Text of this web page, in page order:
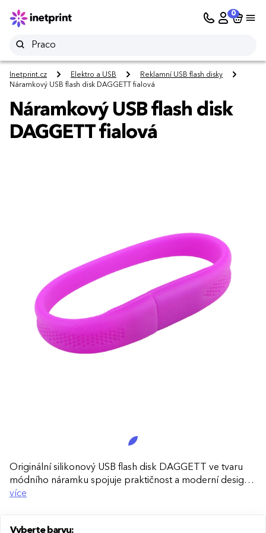
0
Inetprint.cz Elektro a USB
Reklamní USB flash disky
Náramkový USB flash disk DAGGETT fialová
Náramkový USB flash disk
DAGGETT fialová
Originální silikonový USB flash disk DAGGETT ve tvaru
módního náramku spojuje praktičnost a moderní design.
Ideální pro každodenní přenos dat i jako atraktivní
více
Vyberte barvu: